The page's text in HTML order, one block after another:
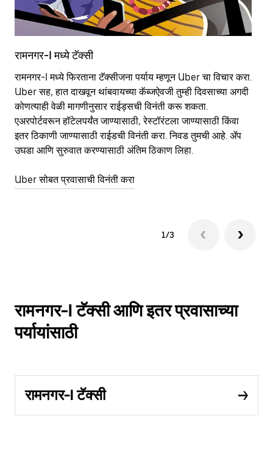
रामनगर-I मध्ये टॅक्सी
रामनगर-I मध्ये फिरताना टॅक्सीजना पर्याय म्हणून Uber चा विचार करा.
Uber सह, हात दाखवून थांबवायच्या कॅब्जऐवजी तुम्ही दिवसाच्या अगदी
कोणत्याही वेळी मागणीनुसार राईड्सची विनंती करू शकता.
एअरपोर्टवरून हॉटेलपर्यंत जाण्यासाठी, रेस्टॉरंटला जाण्यासाठी किंवा
इतर‍ ठिकाणी जाण्यासाठी राईडची विनंती करा. निवड तुमची आहे. ॲप
उघडा आणि सुरुवात करण्यासाठी अंतिम ठिकाण लिहा.
Uber सोबत प्रवासाची विनंती करा
1/3
रामनगर-I टॅक्सी आणि इतर प्रवासाच्या
पर्यायांसाठी
रामनगर-I टॅक्सी